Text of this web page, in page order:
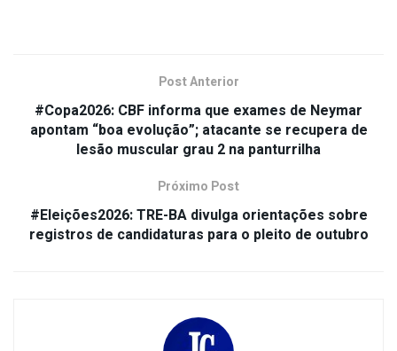
Post Anterior
#Copa2026: CBF informa que exames de Neymar
apontam “boa evolução”; atacante se recupera de
lesão muscular grau 2 na panturrilha
Próximo Post
#Eleições2026: TRE-BA divulga orientações sobre
registros de candidaturas para o pleito de outubro